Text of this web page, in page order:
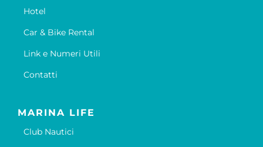
Hotel
Car & Bike Rental
Link e Numeri Utili
Contatti
MARINA LIFE
Club Nautici